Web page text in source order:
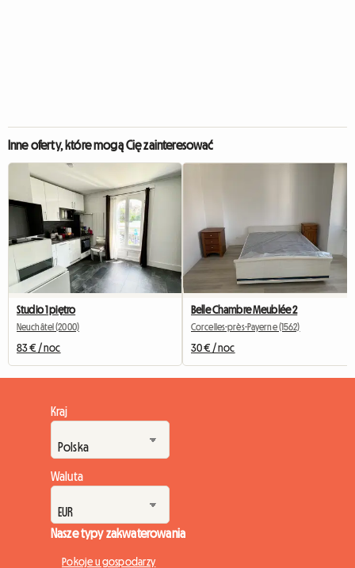
Inne oferty, które mogą Cię zainteresować
Studio 1 piętro
Neuchâtel (2000)
83 € / noc
Belle Chambre Meublée 2
Corcelles-près-Payerne (1562)
30 € / noc
Kraj
Waluta
Nasze typy zakwaterowania
Pokoje u gospodarzy